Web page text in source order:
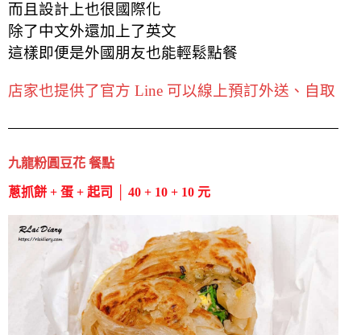
而且設計上也很國際化
除了中文外還加上了英文
這樣即便是外國朋友也能輕鬆點餐
店家也提供了官方 Line 可以線上預訂外送、自取
九龍粉圓豆花 餐點
蔥抓餅 + 蛋 + 起司 │ 40 + 10 + 10 元